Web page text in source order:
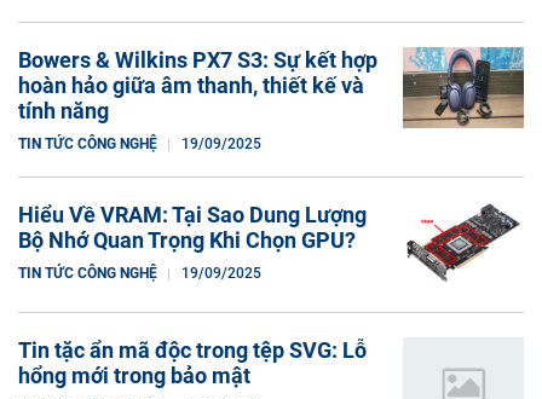
Bowers & Wilkins PX7 S3: Sự kết hợp
hoàn hảo giữa âm thanh, thiết kế và
tính năng
TIN TỨC CÔNG NGHỆ 19/09/2025
Hiểu Về VRAM: Tại Sao Dung Lượng
Bộ Nhớ Quan Trọng Khi Chọn GPU?
TIN TỨC CÔNG NGHỆ 19/09/2025
Tin tặc ẩn mã độc trong tệp SVG: Lỗ
hổng mới trong bảo mật